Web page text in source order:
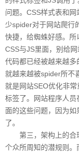
问题。CSS样式表和
少spider对于网站爬行
快捷，给蜘蛛好感。
CSS与JS里面，别给
代码都已经被越来越
就越来越被spider所不
就是网站SEO优化非
标签了。网站程序人
面的这些问题，因为
了。
第三，架构上的合
个众所周知的潜规则